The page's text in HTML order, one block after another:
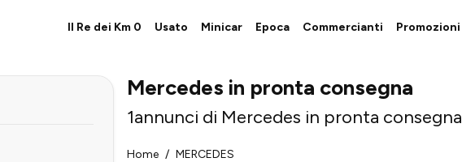
Il Re dei Km 0 Usato Minicar Epoca Commercianti Promozioni
Mercedes in pronta consegna
1annunci di Mercedes in pronta consegna
Home
MERCEDES